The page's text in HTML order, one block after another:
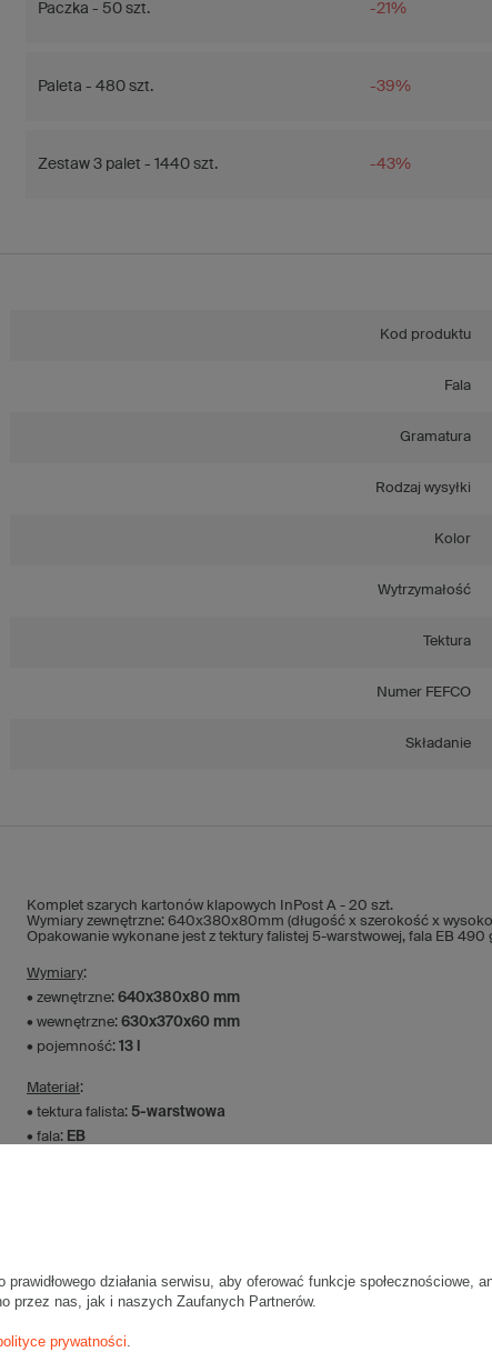
Paczka - 50 szt. -21%
Paleta - 480 szt. -39%
Zestaw 3 palet - 1440 szt. -43%
Kod produktu
Fala
Gramatura
Rodzaj wysyłki
Kolor
Wytrzymałość
Tektura
Numer FEFCO
Składanie
Komplet szarych kartonów klapowych InPost A - 20 szt.
Wymiary zewnętrzne: 640x380x80mm (długość x szerokość x
Opakowanie wykonane jest z tektury falistej 5-warstwowej, fala EB 490
Wymiary:
• zewnętrzne: 640x380x80 mm
• wewnętrzne: 630x370x60 mm
• pojemność: 13 l
Materiał:
• tektura falista: 5-warstwowa
• fala: EB
• typ fefco: F0201
• InPost A
działania serwisu, aby oferować funkcje społecznościowe,
przez nas, jak i naszych Zaufanych Partnerów.
prywatności.